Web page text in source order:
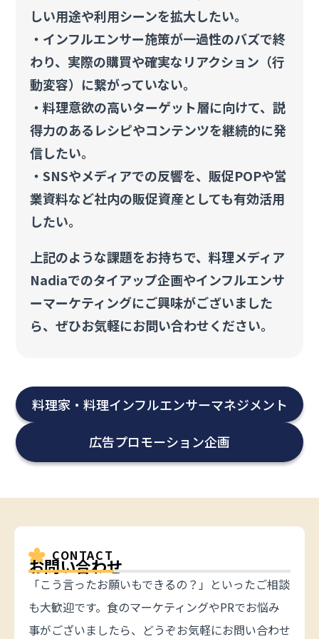
しい用途や利用シーンを拡大したい。
・インフルエンサー施策が一過性のバズで終
わり、実際の購買や確実なリアクション（行
動変容）に繋がっていない。
・料理意欲の高いターゲット層に向けて、説
得力のあるレシピやコンテンツを継続的に発
信したい。
・SNSやメディアでの反響を、販促POPや営
業資料など社内の販促資産としても有効活用
したい。
上記のような課題をお持ちで、料理メディア
Nadiaでのタイアップ企画やインフルエンサ
ーマーケティングにご興味がございました
ら、ぜひお気軽にお問い合わせください。
料理家・料理インフルエンサーマネジメント
広告プロモーション企画
CONTACT
お問い合わせ
「こう言ったお願いもできるの？」といったご相談
も大歓迎です。食のマーケティングやPRでお悩み
事がございましたら、どうぞお気軽にお問い合わせ